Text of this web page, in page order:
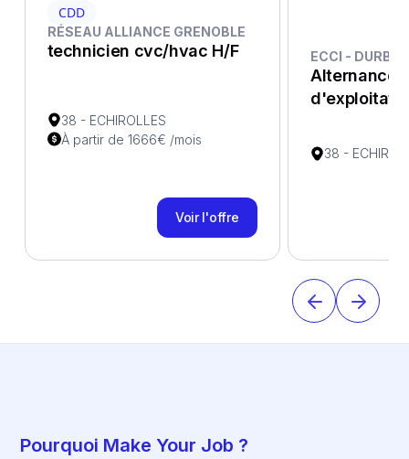
CDD
RÉSEAU ALLIANCE GRENOBLE
technicien cvc/hvac H/F
38 - ECHIROLLES
À partir de 1666€ /mois
Voir l'offre
ECCI -
Alternance
38 -
Pourquoi Make Your Job ?